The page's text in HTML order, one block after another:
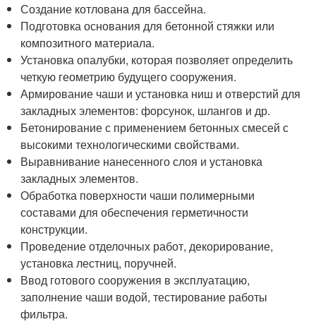
Создание котлована для бассейна.
Подготовка основания для бетонной стяжки или
композитного материала.
Установка опалубки, которая позволяет определить
четкую геометрию будущего сооружения.
Армирование чаши и установка ниш и отверстий для
закладных элементов: форсунок, шлангов и др.
Бетонирование с применением бетонных смесей с
высокими технологическими свойствами.
Выравнивание нанесенного слоя и установка
закладных элементов.
Обработка поверхности чаши полимерными
составами для обеспечения герметичности
конструкции.
Проведение отделочных работ, декорирование,
установка лестниц, поручней.
Ввод готового сооружения в эксплуатацию,
заполнение чаши водой, тестирование работы
фильтра.